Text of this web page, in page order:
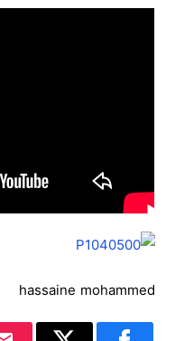
hassaine mohammed